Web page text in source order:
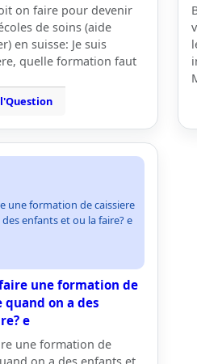
on faire pour devenir
de soins (aide
en suisse: Je suis
quelle formation faut
une formation de caissiere
enfants et ou la faire? e
une formation de
quand on a des
e
une formation de